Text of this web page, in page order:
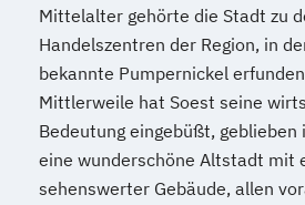
Mittelalter gehörte die Stadt zu
Handelszentren der Region, in
bekannte Pumpernickel
Mittlerweile hat Soest seine
Bedeutung eingebüßt,
eine wunderschöne Altstadt mit
sehenswerter Gebäude, allen